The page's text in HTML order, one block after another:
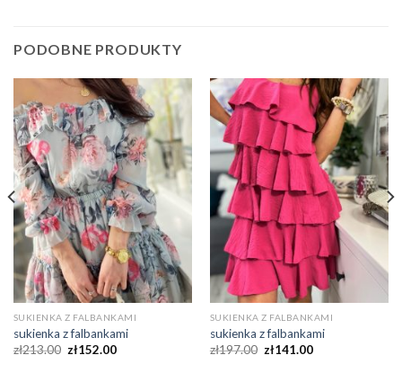
PODOBNE PRODUKTY
SUKIENKA Z FALBANKAMI
sukienka z falbankami
zł213.00 zł152.00
SUKIENKA Z FALBANKAMI
sukienka z falbankami
zł197.00 zł141.00